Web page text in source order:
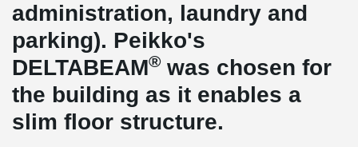
administration, laundry and
parking). Peikko's
DELTABEAM® was chosen for
the building as it enables a
slim floor structure.